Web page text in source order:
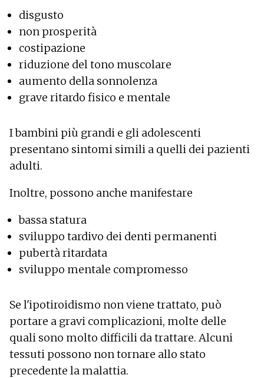
disgusto
non prosperità
costipazione
riduzione del tono muscolare
aumento della sonnolenza
grave ritardo fisico e mentale
I bambini più grandi e gli adolescenti
presentano sintomi simili a quelli dei pazienti
adulti.
Inoltre, possono anche manifestare
bassa statura
sviluppo tardivo dei denti permanenti
pubertà ritardata
sviluppo mentale compromesso
Se l'ipotiroidismo non viene trattato, può
portare a gravi complicazioni, molte delle
quali sono molto difficili da trattare. Alcuni
tessuti possono non tornare allo stato
precedente la malattia.